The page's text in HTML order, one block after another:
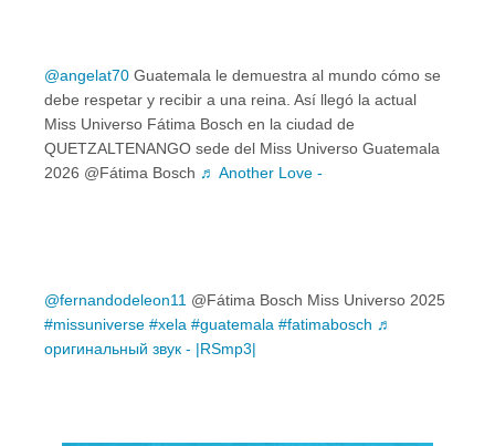
@angelat70 Guatemala le demuestra al mundo cómo se
debe respetar y recibir a una reina. Así llegó la actual
Miss Universo Fátima Bosch en la ciudad de
QUETZALTENANGO sede del Miss Universo Guatemala
2026 @Fátima Bosch ♬ Another Love -
@fernandodeleon11 @Fátima Bosch Miss Universo 2025
#missuniverse #xela #guatemala #fatimabosch ♬
оригинальный звук - |RSmp3|